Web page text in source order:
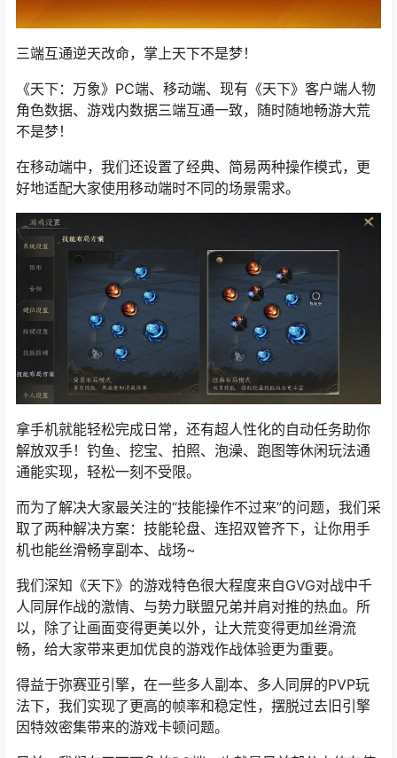
三端互通逆天改命，掌上天下不是梦！
《天下：万象》PC端、移动端、现有《天下》客户端人物
角色数据、游戏内数据三端互通一致，随时随地畅游大荒
不是梦！
在移动端中，我们还设置了经典、简易两种操作模式，更
好地适配大家使用移动端时不同的场景需求。
拿手机就能轻松完成日常，还有超人性化的自动任务助你
解放双手！钓鱼、挖宝、拍照、泡澡、跑图等休闲玩法通
通能实现，轻松一刻不受限。
而为了解决大家最关注的“技能操作不过来”的问题，我们采
取了两种解决方案：技能轮盘、连招双管齐下，让你用手
机也能丝滑畅享副本、战场~
我们深知《天下》的游戏特色很大程度来自GVG对战中千
人同屏作战的激情、与势力联盟兄弟并肩对推的热血。所
以，除了让画面变得更美以外，让大荒变得更加丝滑流
畅，给大家带来更加优良的游戏作战体验更为重要。
得益于弥赛亚引擎，在一些多人副本、多人同屏的PVP玩
法下，我们实现了更高的帧率和稳定性，摆脱过去旧引擎
因特效密集带来的游戏卡顿问题。